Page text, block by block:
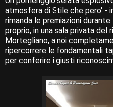
atmosfera di Stile che pero' -
rimanda le premiazioni
proprio, in una sala privata del
Mortegliano, a noi
ripercorrere le fondamentali
per conferire i giusti